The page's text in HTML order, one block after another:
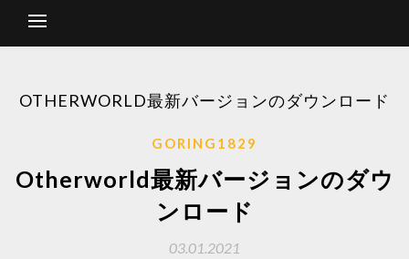
OTHERWORLD最新バージョンのダウンロード
GORING1829
Otherworld最新バージョンのダウ
ンロード
03.01.2021